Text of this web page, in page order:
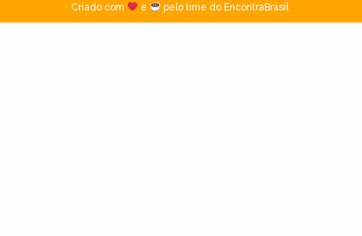
Criado com
e pelo time do EncontraBrasil